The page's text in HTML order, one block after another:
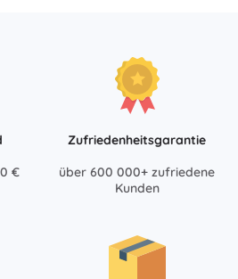
€
Zufriedenheitsgarantie
über 600 000+ zufriedene
Kunden